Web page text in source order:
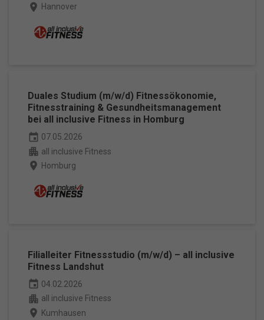
place Hannover
Duales Studium (m/w/d) Fitnessökonomie,
Fitnesstraining & Gesundheitsmanagement
bei all inclusive Fitness in Homburg
event 07.05.2026
apartment all inclusive Fitness
place Homburg
Filialleiter Fitnessstudio (m/w/d) – all inclusive
Fitness Landshut
event 04.02.2026
apartment all inclusive Fitness
place Kumhausen